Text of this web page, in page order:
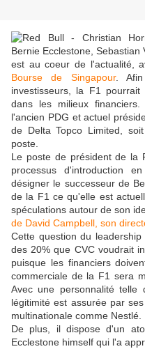
est au coeur de l'actualité,
Bourse de Singapour.
investisseurs, la F1
dans les milieux
l'ancien PDG et actuel
de Delta Topco Limited,
poste.
Le poste de président de la
processus d'introduction
désigner le successeur de
de la F1 ce qu'elle est
spéculations autour de son
de David Campbell, son
Cette question du
des 20% que CVC voudrait
puisque les financiers
commerciale de la F1 sera
Avec une personnalité telle
légitimité est assurée par
multinationale comme Nestlé.
De plus, il dispose d'un
Ecclestone himself qui l'a